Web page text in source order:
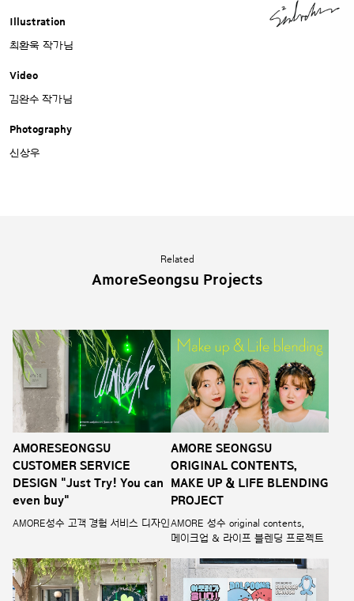
Illustration
최환욱 작가님
Video
김완수 작가님
Photography
신상우
Related
AmoreSeongsu Projects
AMORESEONGSU
CUSTOMER SERVICE
DESIGN "Just Try! You can
even buy"
AMORE성수 고객 경험 서비스 디자인
AMORE SEONGSU
ORIGINAL CONTENTS,
MAKE UP & LIFE BLENDING
PROJECT
AMORE 성수 original contents,
메이크업 & 라이프 블렌딩 프로젝트